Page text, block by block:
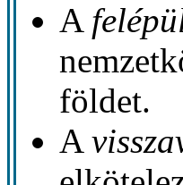
A
földet.
A